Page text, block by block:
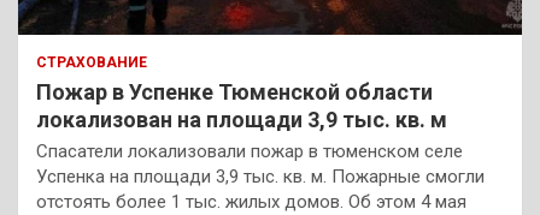
СТРАХОВАНИЕ
Пожар в Успенке Тюменской области
локализован на площади 3,9 тыс. кв. м
Спасатели локализовали пожар в тюменском селе
Успенка на площади 3,9 тыс. кв. м. Пожарные смогли
отстоять более 1 тыс. жилых домов. Об этом 4 мая